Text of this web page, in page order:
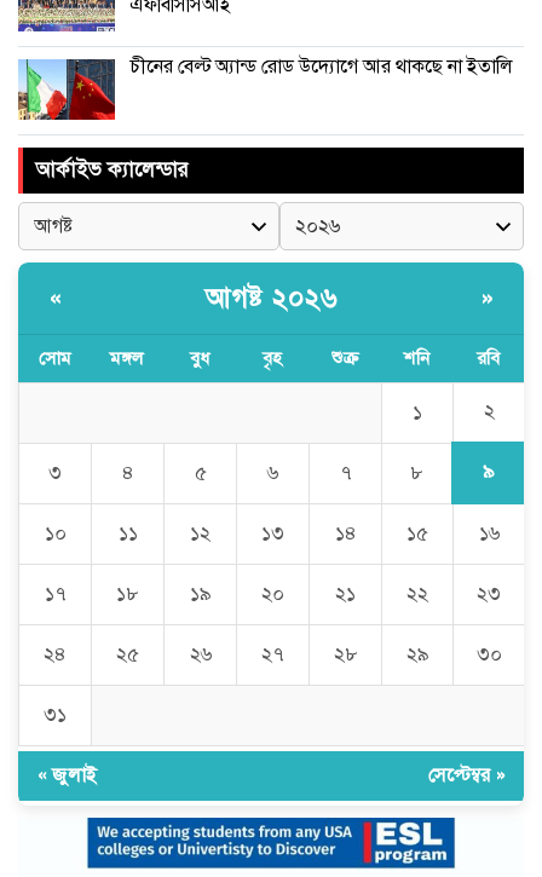
এফবিসিসিআই
চীনের বেল্ট অ্যান্ড রোড উদ্যোগে আর থাকছে না ইতালি
আর্কাইভ ক্যালেন্ডার
« আগষ্ট ২০২৬ »
সোম মঙ্গল বুধ বৃহ শুক্র শনি রবি
১ ২
৩ ৪ ৫ ৬ ৭ ৮ ৯
১০ ১১ ১২ ১৩ ১৪ ১৫ ১৬
১৭ ১৮ ১৯ ২০ ২১ ২২ ২৩
২৪ ২৫ ২৬ ২৭ ২৮ ২৯ ৩০
৩১
« জুলাই সেপ্টেম্বর »